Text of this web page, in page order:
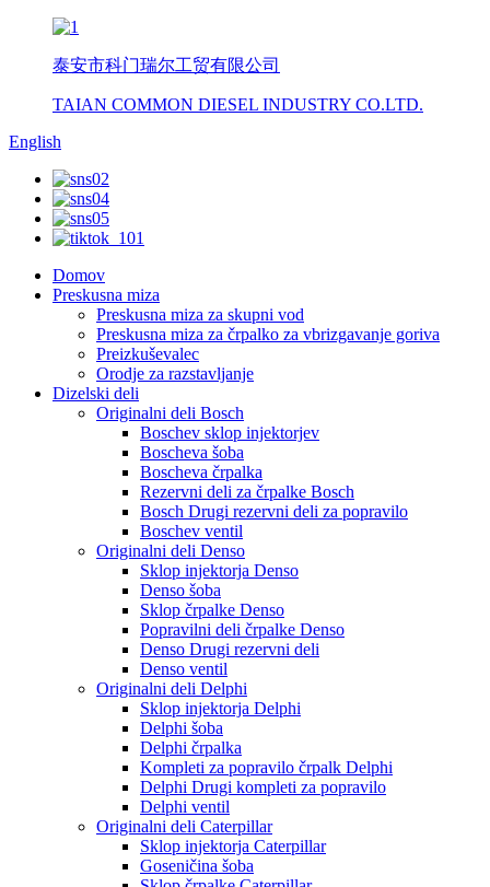
泰安市科门瑞尔工贸有限公司
TAIAN COMMON DIESEL INDUSTRY CO.LTD.
English
Domov
Preskusna miza
Preskusna miza za skupni vod
Preskusna miza za črpalko za vbrizgavanje goriva
Preizkuševalec
Orodje za razstavljanje
Dizelski deli
Originalni deli Bosch
Boschev sklop injektorjev
Boscheva šoba
Boscheva črpalka
Rezervni deli za črpalke Bosch
Bosch Drugi rezervni deli za popravilo
Boschev ventil
Originalni deli Denso
Sklop injektorja Denso
Denso šoba
Sklop črpalke Denso
Popravilni deli črpalke Denso
Denso Drugi rezervni deli
Denso ventil
Originalni deli Delphi
Sklop injektorja Delphi
Delphi šoba
Delphi črpalka
Kompleti za popravilo črpalk Delphi
Delphi Drugi kompleti za popravilo
Delphi ventil
Originalni deli Caterpillar
Sklop injektorja Caterpillar
Goseničina šoba